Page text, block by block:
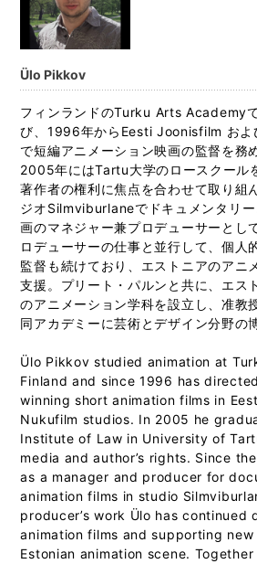
Ülo Pikkov
フィンランドのTurku Arts Academy
び、1996年からEesti Joonisfilm お
で短編アニメーション映画の監督を務
2005年にはTartu大学のロースクール
著作者の権利に焦点を合わせて取り組
ジオSilmviburlaneでドキュメンタリ
画のマネジャー兼プロデューサーとし
ロデューサーの仕事と並行して、個人
監督も続けており、エストニアのアニ
支援。プリート・パルンと共に、エス
のアニメーション学科を設立し、准教
同アカデミーに芸術とデザイン分野の
Ülo Pikkov studied animation at
Finland and since 1996 has
winning short animation films in
Nukufilm studios. In 2005 he
Institute of Law in University of
media and author’s rights. Since
as a manager and producer for
animation films in studio
producer’s work Ülo has continued
animation films and supporting
Estonian animation scene.